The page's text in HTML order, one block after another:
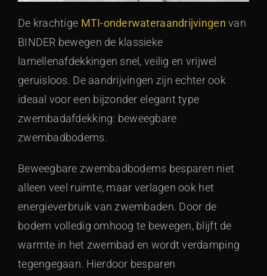
De krachtige MTI-onderwateraandrijvingen van
BINDER bewegen de klassieke
lamellenafdekkingen snel, veilig en vrijwel
geruisloos. De aandrijvingen zijn echter ook
ideaal voor een bijzonder elegant type
zwembadafdekking: beweegbare
zwembadbodems.
Beweegbare zwembadbodems besparen niet
alleen veel ruimte, maar verlagen ook het
energieverbruik van zwembaden. Door de
bodem volledig omhoog te bewegen, blijft de
warmte in het zwembad en wordt verdamping
tegengegaan. Hierdoor besparen